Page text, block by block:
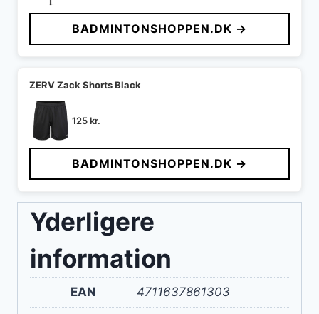
pris
var:
149 kr..
pris
er:
53 kr..
BADMINTONSHOPPEN.DK →
ZERV Zack Shorts Black
125kr.
BADMINTONSHOPPEN.DK →
Yderligere
information
EAN 4711637861303